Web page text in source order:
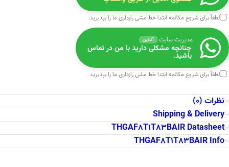
لطفاً برای شروع مکالمه ابتداخط مشی رازداری ما را بپذیرید.
مدیریت سایت آنلاین
چنانچه مشکلی دارید با من در تماس
باشید.
لطفاً برای شروع مکالمه ابتداخط مشی رازداری ما را بپذیرید.
نظرات (0)
Shipping & Delivery
THGAF8T1T83BAIR Datasheet
THGAF8T1T83BAIR Info